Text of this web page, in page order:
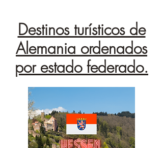
Destinos turísticos de
Alemania ordenados
por estado federado.